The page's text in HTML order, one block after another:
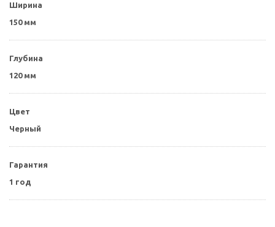
Ширина
150 мм
Глубина
120 мм
Цвет
Черный
Гарантия
1 год